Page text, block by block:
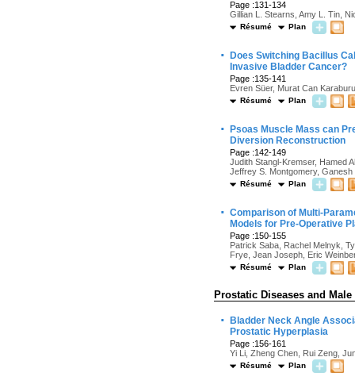
Page :131-134
Gillian L. Stearns, Amy L. Tin,
Résumé Plan
·
Does Switching Bacillus
Invasive Bladder Cancer?
Page :135-141
Evren Süer, Murat Can
Résumé Plan
·
Psoas Muscle Mass can
Diversion Reconstruction
Page :142-149
Judith Stangl-Kremser, Hamed
Jeffrey S. Montgomery,
Résumé Plan
· Comparison of Multi-
Models for Pre-Operative
Page :150-155
Patrick Saba, Rachel Melnyk,
Frye, Jean Joseph, Eric
Résumé Plan
Prostatic Diseases and
·
Bladder Neck Angle
Prostatic Hyperplasia
Page :156-161
Yi Li, Zheng Chen, Rui Zeng,
Résumé Plan